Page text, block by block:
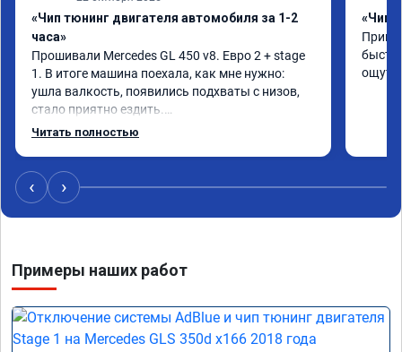
«Чип тюнинг двигателя автомобиля за 1-2
часа»
Прошивали Mercedes GL 450 v8. Евро 2 + stage
1. В итоге машина поехала, как мне нужно:
ушла валкость, появились подхваты с низов,
стало приятно ездить.
Одни из лучших трат, в авто! 🔥
Читать полностью
«Чип
‹ ›
Примеры наших работ